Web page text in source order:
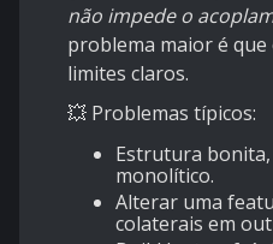
não impede o
problema maior é
limites claros.
💥 Problemas típicos:
Estrutura
monolítico.
Alterar uma
colaterais em